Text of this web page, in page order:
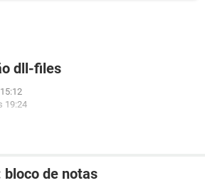
dll-files
19:24
bloco de notas